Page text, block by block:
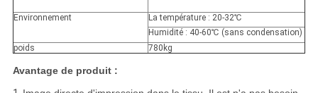
Environnement
La température : 20-32℃
Humidité : 40-60℃ (sans condensation)
poids
780kg
Avantage de produit :